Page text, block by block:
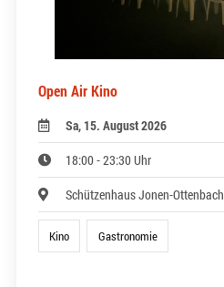
Open Air Kino
Sa, 15. August 2026
18:00 - 23:30 Uhr
Schützenhaus Jonen-Ottenbach
Kino Gastronomie